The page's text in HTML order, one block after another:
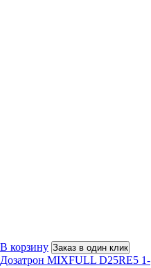
В корзину Заказ в один клик
Дозатрон MIXFULL D25RE5 1-